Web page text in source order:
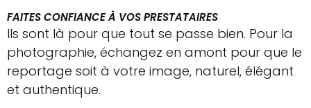
FAITES CONFIANCE À VOS PRESTATAIRES
Ils sont là pour que tout se passe bien. Pour la
photographie, échangez en amont pour que le
reportage soit à votre image, naturel, élégant
et authentique.